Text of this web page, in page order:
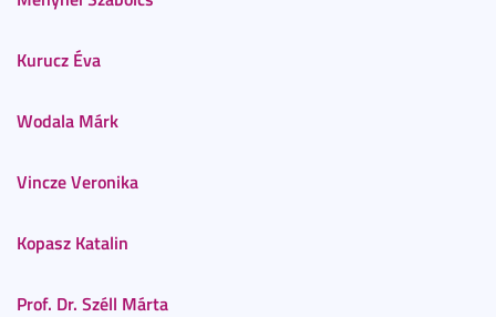
Kurucz Éva
Wodala Márk
Vincze Veronika
Kopasz Katalin
Prof. Dr. Széll Márta